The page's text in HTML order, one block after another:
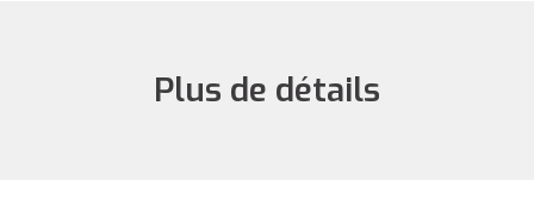
Plus de détails